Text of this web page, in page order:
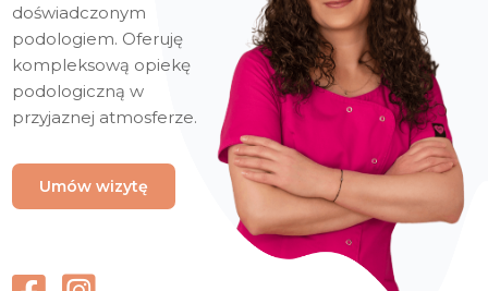
doświadczonym
podologiem. Oferuję
kompleksową opiekę
podologiczną w
przyjaznej atmosferze.
Umów wizytę